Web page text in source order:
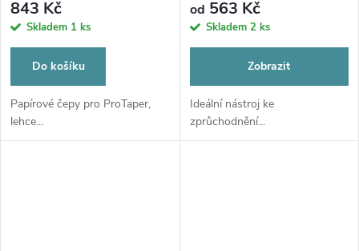
843 Kč
Skladem 1 ks
Do košíku
Papírové čepy pro ProTaper,
lehce...
od 563 Kč
Skladem 2 ks
Zobrazit
Ideální nástroj ke
zprůchodnění...